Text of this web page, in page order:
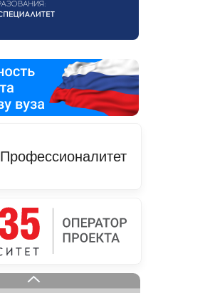
Профессионалитет